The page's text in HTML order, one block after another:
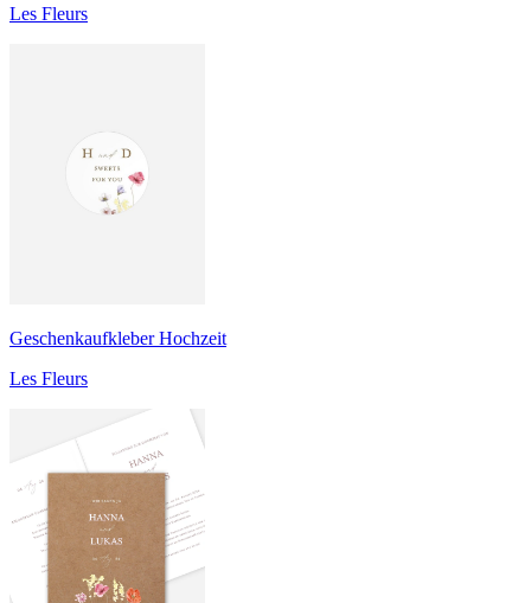
Les Fleurs
Geschenkaufkleber Hochzeit
Les Fleurs